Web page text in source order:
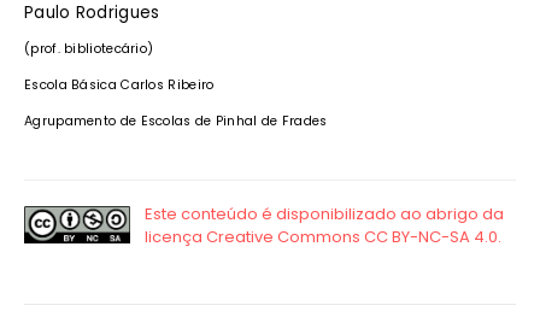
Paulo Rodrigues
(prof. bibliotecário)
Escola Básica Carlos Ribeiro
Agrupamento de Escolas de Pinhal de Frades